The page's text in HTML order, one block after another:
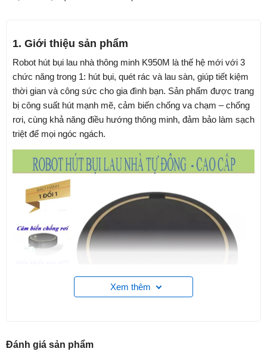
1. Giới thiệu sản phẩm
Robot hút bụi lau nhà thông minh K950M là thế hệ mới với 3
chức năng trong 1: hút bụi, quét rác và lau sàn, giúp tiết kiệm
thời gian và công sức cho gia đình bạn. Sản phẩm được trang
bị công suất hút mạnh mẽ, cảm biến chống va chạm – chống
rơi, cùng khả năng điều hướng thông minh, đảm bảo làm sạch
triệt để mọi ngóc ngách.
Xem thêm
Đánh giá sản phẩm